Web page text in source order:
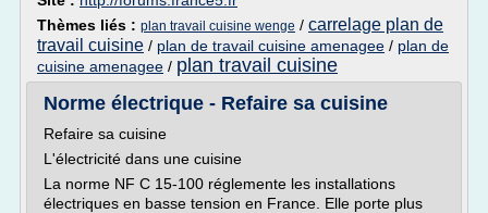
Thèmes liés : plan travail cuisine wenge / carrelage plan de
travail cuisine / plan de travail cuisine amenagee / plan de
cuisine amenagee / plan travail cuisine
Norme électrique - Refaire sa cuisine
Refaire sa cuisine
L'électricité dans une cuisine
La norme NF C 15-100 réglemente les installations
électriques en basse tension en France. Elle porte plus